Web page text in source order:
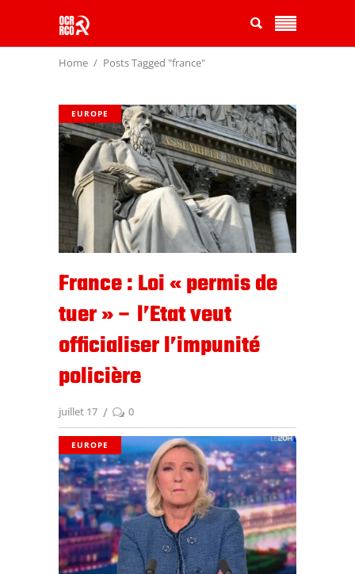
Home Posts Tagged "france"
EUROPE
France : Loi « permis de
tuer » – l’Etat veut
officialiser l’impunité
policière
juillet 17 0
EUROPE